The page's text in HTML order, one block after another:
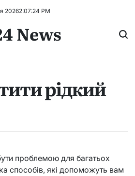
20262:07:24 PM
News
рідкий
проблемою для багатьох
способів, які допоможуть вам